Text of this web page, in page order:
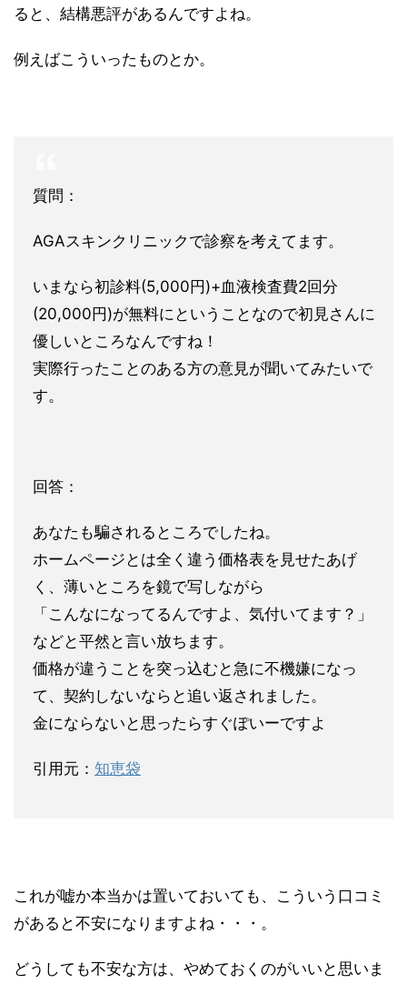
ると、結構悪評があるんですよね。
例えばこういったものとか。
質問：
AGAスキンクリニック で診察を考えてます。
いまなら初診料(5,000円)+血液検査費2回分
(20,000円)が無料にということなので初見さんに
優しいところなんですね！
実際行ったことのある方の意見が聞いてみたいで
す。
回答：
あなたも騙されるところでしたね。
ホームページとは全く違う価格表を見せたあげ
く、薄いところを鏡で写しながら
「こんなになってるんですよ、気付いてます？」
などと平然と言い放ちます。
価格が違うことを突っ込むと急に不機嫌になっ
て、契約しないならと追い返されました。
金にならないと思ったらすぐぽいーですよ
引用元： 知恵袋
これが嘘か本当かは置いておいても、こういう口コミ
があると不安になりますよね・・・。
どうしても不安な方は、やめておくのがいいと思いま